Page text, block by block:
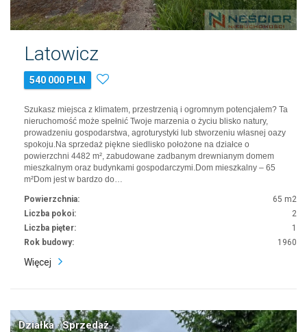
Latowicz
540 000 PLN
Szukasz miejsca z klimatem, przestrzenią i ogromnym potencjałem? Ta
nieruchomość może spełnić Twoje marzenia o życiu blisko natury,
prowadzeniu gospodarstwa, agroturystyki lub stworzeniu własnej oazy
spokoju.Na sprzedaż piękne siedlisko położone na działce o
powierzchni 4482 m², zabudowane zadbanym drewnianym domem
mieszkalnym oraz budynkami gospodarczymi.Dom mieszkalny – 65
m²Dom jest w bardzo do…
Powierzchnia:
65 m2
Liczba pokoi:
2
Liczba pięter:
1
Rok budowy:
1960
Więcej
Działka · Sprzedaż